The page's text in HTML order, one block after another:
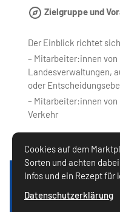
Cookies auf dem
Sorten und achten
Infos und ein Rezept für
Datenschutzerklärung
Zielgruppe und
Der Einblick richtet
– Mitarbeiter:innen
Landesverwaltungen,
oder
– Mitarbeiter:innen
Verkehr
Blöcke
Blöcke
LinkedIn